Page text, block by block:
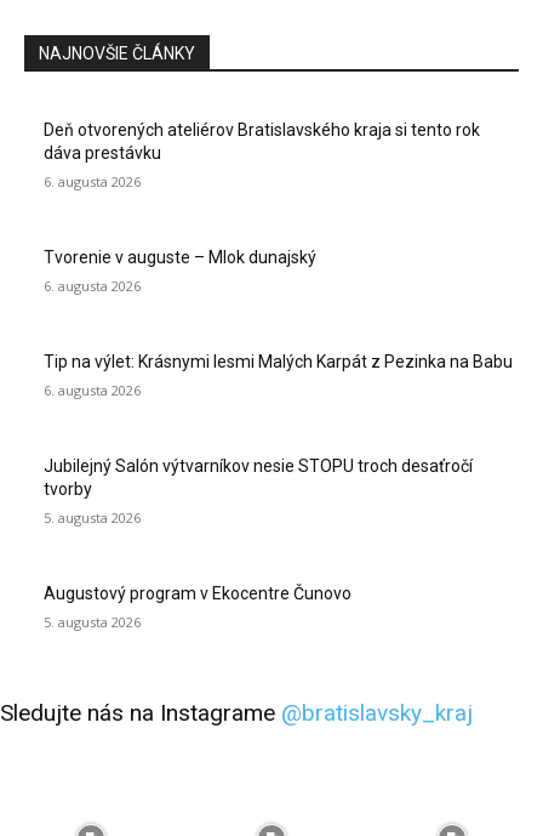
NAJNOVŠIE ČLÁNKY
Deň otvorených ateliérov Bratislavského kraja si tento rok
dáva prestávku
6. augusta 2026
Tvorenie v auguste – Mlok dunajský
6. augusta 2026
Tip na výlet: Krásnymi lesmi Malých Karpát z Pezinka na Babu
6. augusta 2026
Jubilejný Salón výtvarníkov nesie STOPU troch desaťročí
tvorby
5. augusta 2026
Augustový program v Ekocentre Čunovo
5. augusta 2026
Sledujte nás na Instagrame @bratislavsky_kraj